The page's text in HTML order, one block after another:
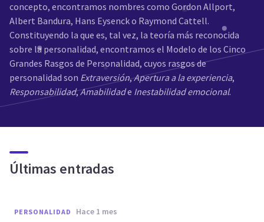
concepto, encontramos nombres como Gordon Allport,
Albert Bandura, Hans Eysenck o Raymond Cattell.
Constituyendo la que es, tal vez, la teoría más reconocida
sobre la personalidad, encontramos el Modelo de los Cinco
Grandes Rasgos de Personalidad, cuyos rasgos de
personalidad son Extraversión,Apertura a la experiencia,
Responsabilidad,Amabilidade Inestabilidad emocional.
Últimas entradas
PERSONALIDAD hace 1 mes